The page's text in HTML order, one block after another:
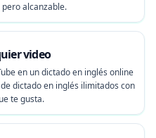
alcanzable.
video
en un dictado en inglés online
dictado en inglés ilimitados con
te gusta.